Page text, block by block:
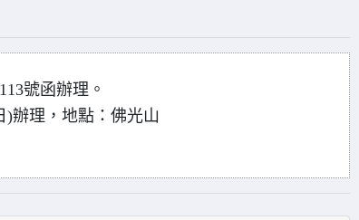
號函辦理。
)辦理，地點：佛光山